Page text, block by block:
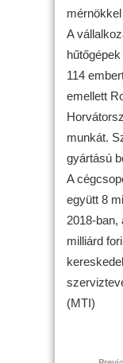
A
114
emellett
munkát.
gyártású
A
együtt 8
2018-ban,
milliárd
(MTI)